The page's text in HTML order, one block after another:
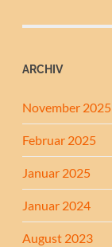
ARCHIV
November 2025
Februar 2025
Januar 2025
Januar 2024
August 2023